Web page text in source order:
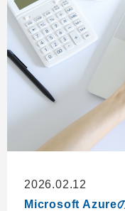
2026.02.12
Microsoft Azure